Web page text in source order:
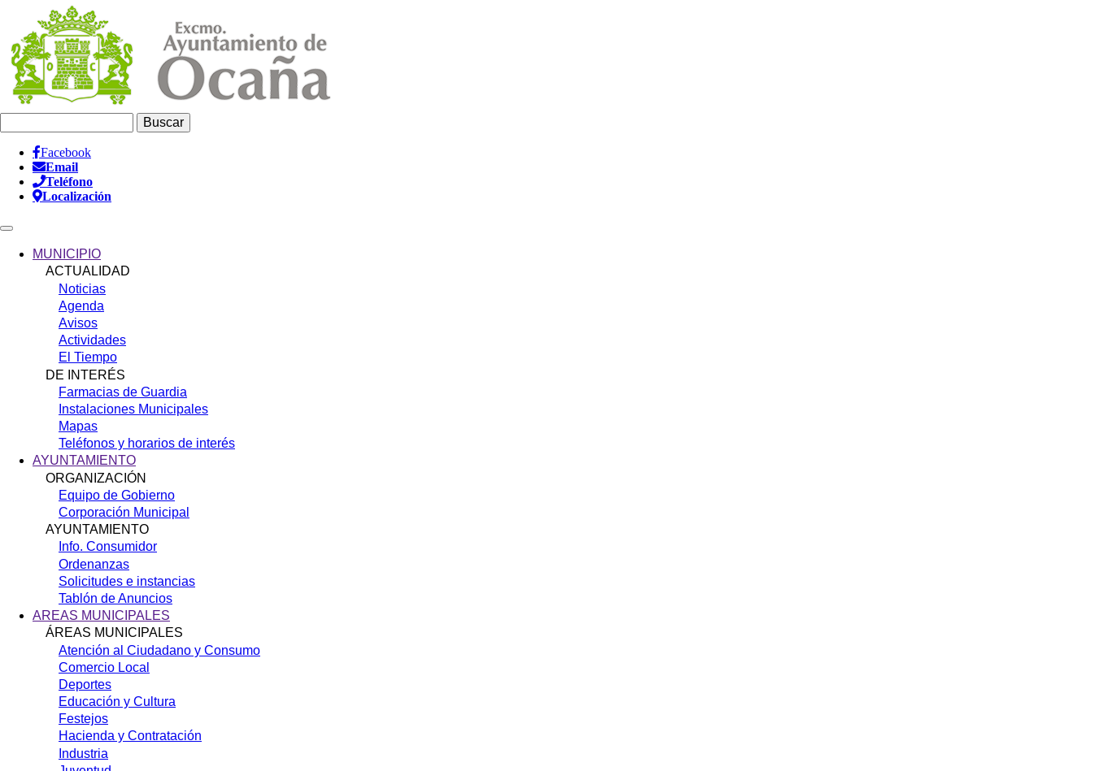
contenido
principal
Información
Header
Facebook
Email
Teléfono
Localización
navigationMUNICIPIO
ACTUALIDAD
Noticias
Agenda
Avisos
Actividades
El Tiempo
DE INTERÉS
Farmacias de Guardia
Instalaciones Municipales
Mapas
Teléfonos y horarios de interés
AYUNTAMIENTO
ORGANIZACIÓN
Equipo de Gobierno
Corporación Municipal
AYUNTAMIENTO
Info. Consumidor
Ordenanzas
Solicitudes e instancias
Tablón de Anuncios
AREAS MUNICIPALES
ÁREAS MUNICIPALES
Atención al Ciudadano y Consumo
Comercio Local
Deportes
Educación y Cultura
Festejos
Hacienda y Contratación
Industria